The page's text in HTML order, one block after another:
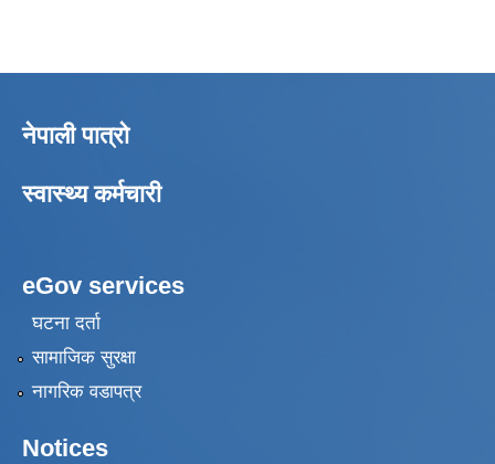
नेपाली पात्रो
स्वास्थ्य कर्मचारी
eGov services
घटना दर्ता
सामाजिक सुरक्षा
नागरिक वडापत्र
Notices